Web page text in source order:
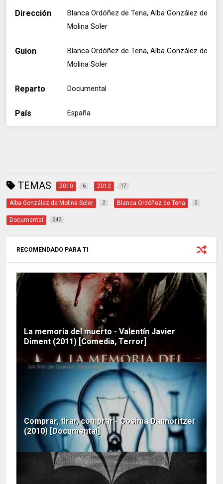
Dirección
Blanca Ordóñez de Tena, Alba González de
Molina Soler
Guion
Blanca Ordóñez de Tena, Alba González de
Molina Soler
Reparto Documental
País España
TEMAS 2010 6 2012 17
Alba González de Molina Soler 2 Blanca Ordóñez de Tena 2
Documental 243
RECOMENDADO PARA TI
La memoria del muerto - Valentín Javier
Diment (2011) [Comedia, Terror]
Comprar, tirar, comprar - Cosima Dannoritzer
(2010) [Documental]